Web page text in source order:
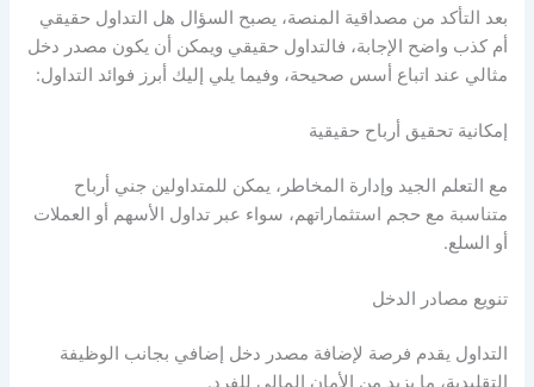
بعد التأكد من مصداقية المنصة، يصبح السؤال هل التداول حقيقي
أم كذبواضح الإجابة، فالتداول حقيقي ويمكن أن يكون مصدر دخل
مثالي عند اتباع أسس صحيحة، وفيما يلي إليك أبرز فوائد التداول:
إمكانية تحقيق أرباح حقيقية
مع التعلم الجيد وإدارة المخاطر، يمكن للمتداولين جني أرباح
متناسبة مع حجم استثماراتهم، سواء عبر تداول الأسهم أو العملات
أو السلع.
تنويع مصادر الدخل
التداول يقدم فرصة لإضافة مصدر دخل إضافي بجانب الوظيفة
التقليدية، ما يزيد من الأمان المالي للفرد.